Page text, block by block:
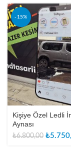
-15%
Kişiye Özel Ledli
Aynası
₺6.800,00 Orijinal
₺